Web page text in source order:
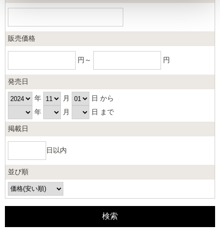
販売価格
円～ 円
発売日
年 月
日 から
年
月 日 まで
掲載日
日以内
並び順